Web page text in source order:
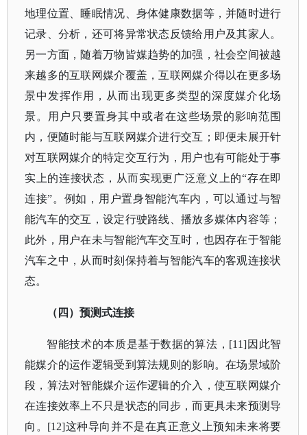
地理位置、睡眠情况、身体健康数据等，并随时进行
记录、分析，还可将异常状态反馈给用户及其家人。
另一方面，随着万物皆媒趋势的加强，社会空间被越
来越多的互联网媒介覆盖，互联网媒介得以在更多场
景中发挥作用，从而出现更多类型的深度媒介化场
景。用户只要置身其中或者在这些场景的影响范围
内，便随时能与互联网媒介进行交互；即便未展开针
对互联网媒介的特定交互行为，用户也有可能处于事
实上的连接状态，从而实现更广泛意义上的“存在即
连接”。例如，用户置身智能汽车内，可以通过与智
能汽车的交互，设定行驶路线、播放多媒体内容等；
此外，用户在未与智能汽车交互时，也因存在于智能
汽车之中，从而时刻保持着与智能汽车的客观连接状
态。
（四）预测式连接
智能技术的本质是基于数据的算法， [11]因此智
能媒介的运作逻辑受到算法规则的影响。在场景域阶
段，算法对智能媒介运作逻辑的介入，使互联网媒介
在连接效率上不只是状态的同步，而更具未来预测导
向。[12]这种导向并不是在真正意义上预知未来将要